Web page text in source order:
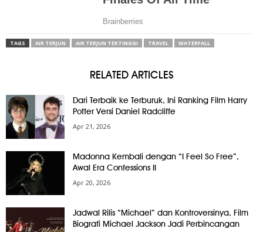
TAGS AIR TERJUN AIR TERJUN TERTINGGI TRAVEL WATERFALL
RELATED ARTICLES
Dari Terbaik ke Terburuk, Ini Ranking Film Harry
Potter Versi Daniel Radcliffe
Apr 21, 2026
Madonna Kembali dengan “I Feel So Free”,
Awal Era Confessions II
Apr 20, 2026
Jadwal Rilis “Michael” dan Kontroversinya, Film
Biografi Michael Jackson Jadi Perbincangan